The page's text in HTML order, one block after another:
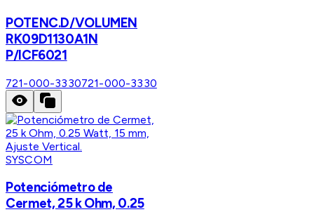
POTENC.D/VOLUMEN
RK09D1130A1N
P/ICF6021
721-000-3330721-000-3330
SYSCOM
Potenciómetro de
Cermet, 25 k Ohm, 0.25